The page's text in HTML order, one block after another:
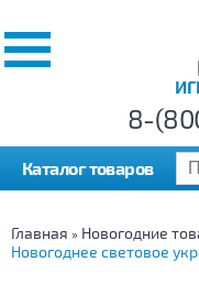
8-
Каталог товаров
Главная » Новогодние
Новогоднее световое